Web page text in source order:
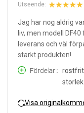
Utseende:
Jag har nog aldrig
liv, men modell
leverans och väl
starkt produkten!
Fördelar:
Visa